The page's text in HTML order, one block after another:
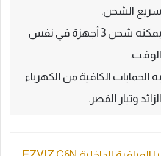
سريع الشحن.
يمكنه شحن 3 أجهزة في نفس
الوقت.
به الحمايات الكافية من الكهرباء
الزائد وتيار القصر.